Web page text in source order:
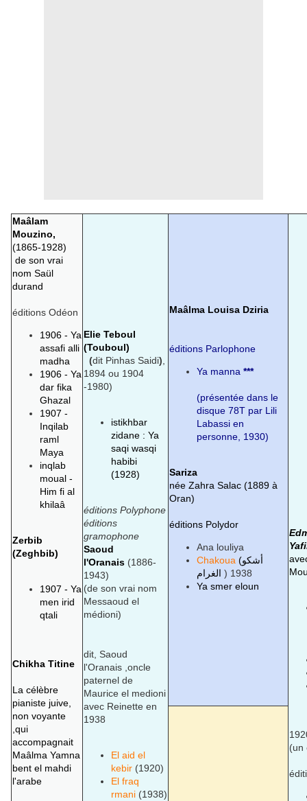
Maâlam
Mouzino,
(1865-1928)
de son vrai
nom Saül
durand
éditions Odéon
1906 - Ya
assafi alli
madha
1906 - Ya
dar fika
Ghazal
1907 -
Inqilab
raml
Maya
inqlab
moual -
Him fi al
khilaâ
Zerbib
(Zeghbib)
1907 - Ya
men irid
qtali
Chikha Titine
La célèbre
pianiste juive,
non voyante
,qui
accompagnait
Maâlma Yamna
bent el mahdi
l'arabe
Elie Teboul
(Touboul)
(dit Pinhas Saidi)
1894 ou 1904
-1980)
istikhbar
zidane : Ya
saqi wasqi
habibi
(1928)
éditions Polyphone
éditions
gramophone
Saoud
l'Oranais (1886-
1943)
(de son vrai nom
Messaoud el
médioni)
dit, Saoud
l'Oranais ,oncle
paternel de
Maurice el medioni
avec Reinette en
1938
El aid el
kebir (1920)
El fraq
rmani (1938)
Maâlma Louisa Dziria
éditions Parlophone
Ya manna ***
(présentée dans le
disque 78T par Lili
Labassi en
personne, 1930)
Sariza
née Zahra Salac (1889 à
Oran)
éditions Polydor
Ana louliya
Chakoua (أشكو
الغرام
) 1938
Ya smer eloun
(un